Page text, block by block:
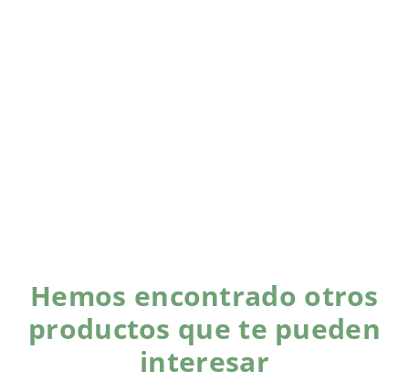
Hemos encontrado otros
productos que te pueden
interesar